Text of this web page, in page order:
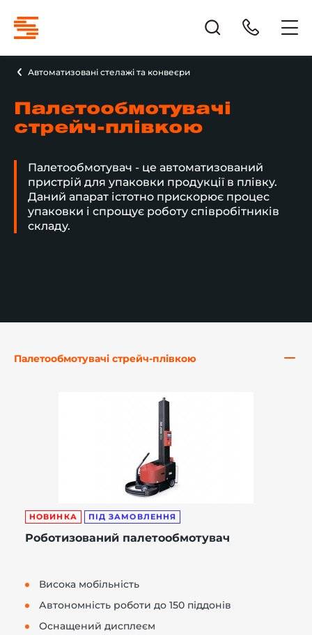
Автоматизовані стелажі та конвеєри
Палетообмотувачі
стрейч-плівкою
Палетообмотувач - це автоматизований
пристрій для упаковки продукції в плівку.
Даний апарат істотно прискорює процес
упаковки і спрощує роботу співробітників
складу.
Палетообмотувачі стрейч-плівкою
НОВИНКА ПІД ЗАМОВЛЕННЯ
Роботизований палетообмотувач
Висока мобільність
Автономність роботи до 150 піддонів
Оснащений дисплеєм